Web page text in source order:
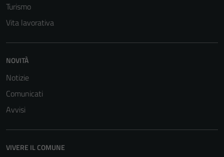
Turismo
Vita lavorativa
NOVITÀ
Notizie
Comunicati
Avvisi
VIVERE IL COMUNE